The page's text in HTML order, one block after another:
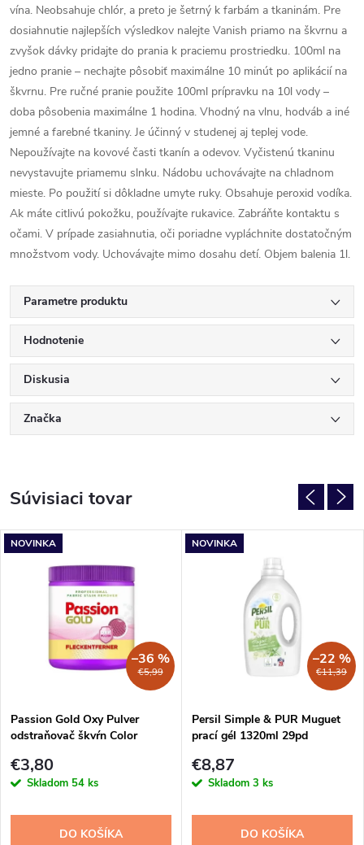
vína. Neobsahuje chlór, a preto je šetrný k farbám a tkaninám. Pre
dosiahnutie najlepších výsledkov nalejte Vanish priamo na škvrnu a
zvyšok dávky pridajte do prania k praciemu prostriedku. 100ml na
jedno pranie – nechajte pôsobiť maximálne 10 minút po aplikácií na
škvrnu. Pre ručné pranie použite 100ml prípravku na 10l vody –
doba pôsobenia maximálne 1 hodina. Vhodný na vlnu, hodváb a iné
jemné a farebné tkaniny. Je účinný v studenej aj teplej vode.
Nepoužívajte na kovové časti tkanín a odevov. Vyčistenú tkaninu
nevystavujte priamemu slnku. Nádobu uchovávajte na chladnom
mieste. Po použití si dôkladne umyte ruky. Obsahuje peroxid vodíka.
Ak máte citlivú pokožku, používajte rukavice. Zabráňte kontaktu s
očami. V prípade zasiahnutia, oči poriadne vypláchnite dostatočným
množstvom vody. Uchovávajte mimo dosahu detí. Objem balenia 1l.
Parametre produktu
Hodnotenie
Diskusia
Značka
Súvisiaci tovar
NOVINKA
€5,99
–36 %
Passion Gold Oxy Pulver
odstraňovač škvŕn Color
€3,80
Skladom 54 ks
DO KOŠÍKA
NOVINKA
€11,39
–22 %
Persil Simple & PUR Muguet
prací gél 1320ml 29pd
€8,87
Skladom 3 ks
DO KOŠÍKA